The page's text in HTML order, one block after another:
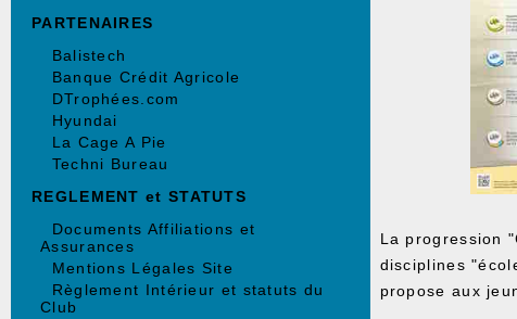
PARTENAIRES
Balistech
Banque Crédit Agricole
DTrophées.com
Hyundai
La Cage A Pie
Techni Bureau
REGLEMENT et STATUTS
Documents Affiliations et
Assurances
Mentions Légales Site
Règlement Intérieur et statuts du
Club
La progression
disciplines
propose aux